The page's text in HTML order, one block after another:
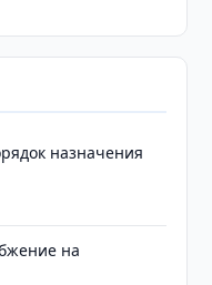
назначения
на